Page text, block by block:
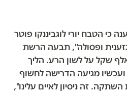
כי הטבח יורי לוגביננקו פוטר
ופסולה", תבעה הרשת
העמותה על סך 570 אלף שקל על לשון הרע. הליך
ועכשיו מגיעה הדרישה לחשוף
זה ניסיון לאיים עלינו",